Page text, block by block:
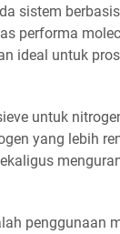
sistem
performa
ideal untuk
untuk
yang lebih
penggunaan